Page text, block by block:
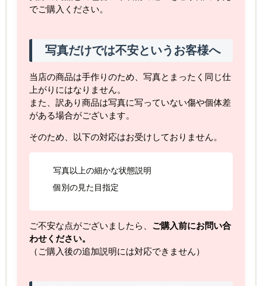
でご購入ください。
写真だけでは不安というお客様へ
当店の商品は手作りのため、写真とまったく同じ仕
上がりにはなりません。
また、訳あり商品は写真に写っていない傷や個体差
がある場合がございます。
そのため、以下の対応はお受けしておりません。
写真以上の細かな状態説明
個別の見た目指定
ご不安な点がございましたら、 ご購入前にお問い合
わせください。
（ご購入後の追加説明には対応できません）